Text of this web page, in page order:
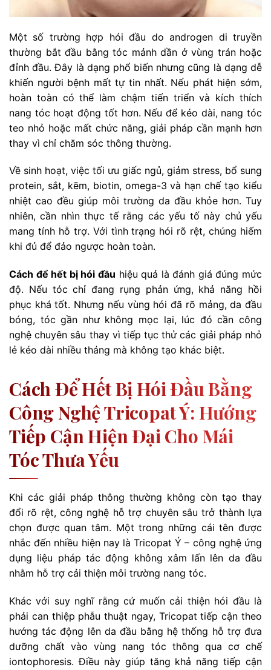
Một số trường hợp hói đầu do androgen di truyền
thường bắt đầu bằng tóc mảnh dần ở vùng trán hoặc
đỉnh đầu. Đây là dạng phổ biến nhưng cũng là dạng dễ
khiến người bệnh mất tự tin nhất. Nếu phát hiện sớm,
hoàn toàn có thể làm chậm tiến triển và kích thích
nang tóc hoạt động tốt hơn. Nếu để kéo dài, nang tóc
teo nhỏ hoặc mất chức năng, giải pháp cần mạnh hơn
thay vì chỉ chăm sóc thông thường.
Về sinh hoạt, việc tối ưu giấc ngủ, giảm stress, bổ sung
protein, sắt, kẽm, biotin, omega-3 và hạn chế tạo kiểu
nhiệt cao đều giúp môi trường da đầu khỏe hơn. Tuy
nhiên, cần nhìn thực tế rằng các yếu tố này chủ yếu
mang tính hỗ trợ. Với tình trạng hói rõ rệt, chúng hiếm
khi đủ để đảo ngược hoàn toàn.
Cách để hết bị hói đầu hiệu quả là đánh giá đúng mức
độ. Nếu tóc chỉ đang rụng phản ứng, khả năng hồi
phục khá tốt. Nhưng nếu vùng hói đã rõ mảng, da đầu
bóng, tóc gần như không mọc lại, lúc đó cần công
nghệ chuyên sâu thay vì tiếp tục thử các giải pháp nhỏ
lẻ kéo dài nhiều tháng mà không tạo khác biệt.
Cách Để Hết Bị Hói Đầu Bằng
Công Nghệ Tricopat Ý: Hướng
Tiếp Cận Hiện Đại Cho Mái
Tóc Thưa Yếu
Khi các giải pháp thông thường không còn tạo thay
đổi rõ rệt, công nghệ hỗ trợ chuyên sâu trở thành lựa
chọn được quan tâm. Một trong những cái tên được
nhắc đến nhiều hiện nay là Tricopat Ý – công nghệ ứng
dụng liệu pháp tác động không xâm lấn lên da đầu
nhằm hỗ trợ cải thiện môi trường nang tóc.
Khác với suy nghĩ rằng cứ muốn cải thiện hói đầu là
phải can thiệp phẫu thuật ngay, Tricopat tiếp cận theo
hướng tác động lên da đầu bằng hệ thống hỗ trợ đưa
dưỡng chất vào vùng nang tóc thông qua cơ chế
iontophoresis. Điều này giúp tăng khả năng tiếp cận